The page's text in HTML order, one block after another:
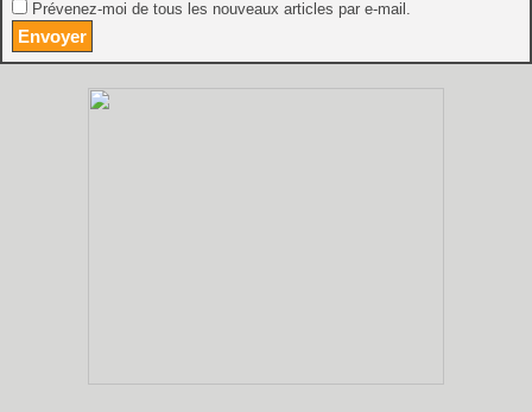
Prévenez-moi de tous les nouveaux articles par e-mail.